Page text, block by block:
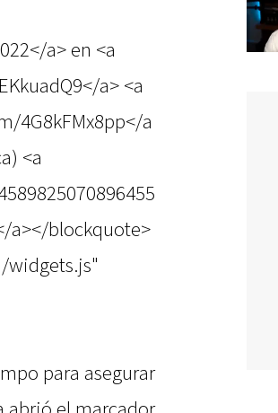
a> en <a
a> <a
4G8kFMx8pp</a
<a
a></blockquote>
para asegurar